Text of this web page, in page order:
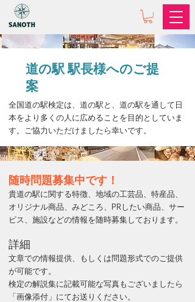
道の駅 駅長様へのご提
案
全国道の駅検定は、 道の駅と、道の駅を通して日
本をより多くの人に広めることを目的としていま
す。ご協力いただけましたら幸いです。
随時問題募集中です！
貴道の駅に関する特徴、地域の工芸品、特産品、
オリジナル商品、みどころ、PRしたい商品、サー
ビス、施設などの情報を随時募集しております。
詳細
文章での情報提供、もしくは問題形式でのご提供
が可能です。
検定の解説集に記載可能な写真もございましたら
「画像添付」にてお送りください。